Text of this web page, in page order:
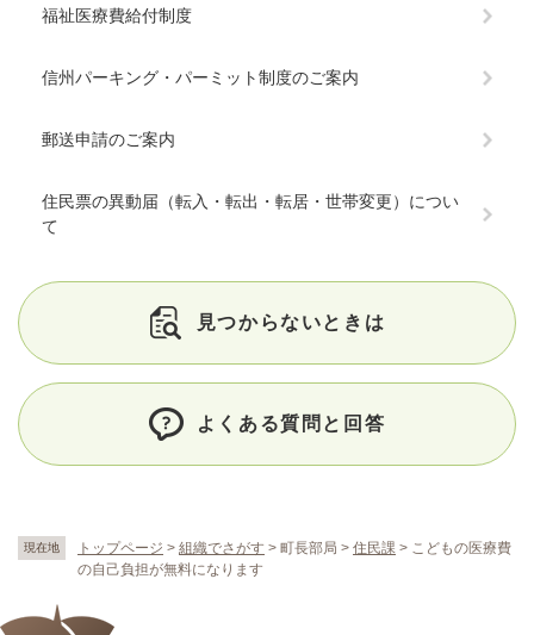
現在地 トップページ > 組織でさがす > 町長部局 > 住民課 > こどもの医療費
の自己負担が無料になります
福祉医療費給付制度
信州パーキング・パーミット制度のご案内
郵送申請のご案内
住民票の異動届（転入・転出・転居・世帯変更）につい
て
見つからないときは
よくある質問と回答